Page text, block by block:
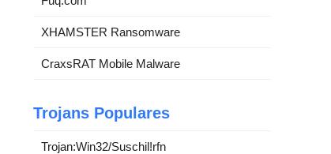
XHAMSTER Ransomware
CraxsRAT Mobile Malware
Trojans Populares
Trojan:Win32/Suschil!rfn